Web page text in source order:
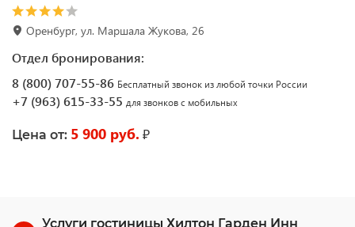
Оренбург, ул. Маршала Жукова, 26
Отдел бронирования:
8 (800) 707-55-86 Бесплатный звонок из любой точки России
+7 (963) 615-33-55 для звонков с мобильных
Цена от: 5 900 руб. ₽
Услуги гостиницы Хилтон Гарден Инн